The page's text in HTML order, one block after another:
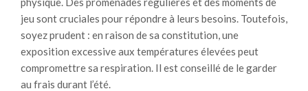
jeu sont cruciales pour répondre à leurs besoins. Toutefois,
soyez prudent : en raison de sa constitution, une
exposition excessive aux températures élevées peut
compromettre sa respiration. Il est conseillé de le garder
au frais durant l’été.